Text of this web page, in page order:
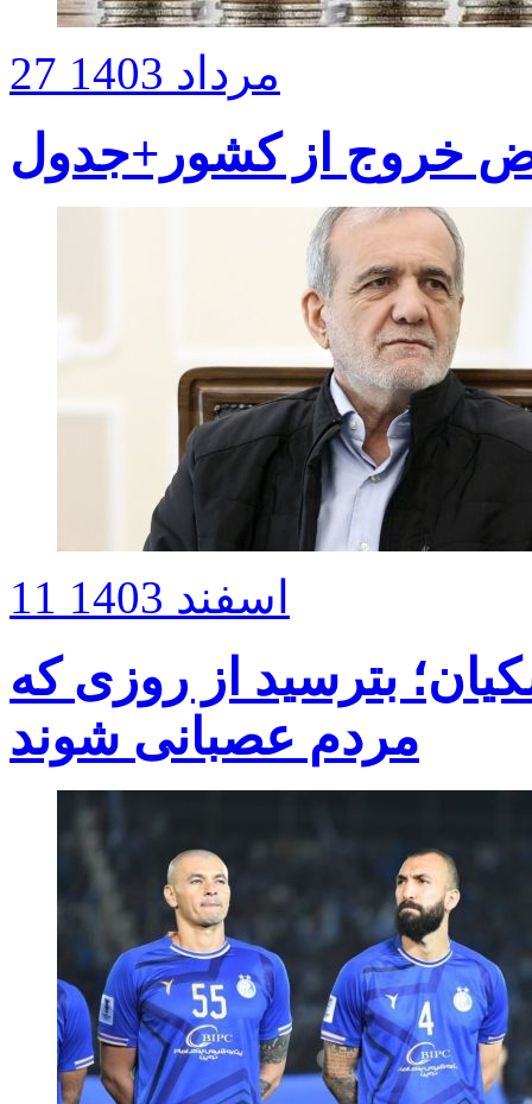
27 مرداد 1403
خروج از کشور+جدول
11 اسفند 1403
بترسید از روزی که
مردم عصبانی شوند